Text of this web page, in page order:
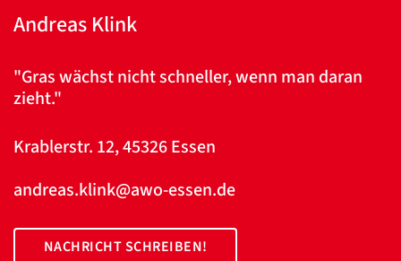
Andreas Klink
"Gras wächst nicht schneller, wenn man daran
zieht."
Krablerstr. 12, 45326 Essen
andreas.klink@awo-essen.de
NACHRICHT SCHREIBEN!